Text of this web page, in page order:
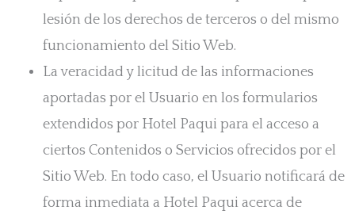
lesión de los derechos de terceros o del mismo
funcionamiento del Sitio Web.
La veracidad y licitud de las informaciones
aportadas por el Usuario en los formularios
extendidos por Hotel Paqui para el acceso a
ciertos Contenidos o Servicios ofrecidos por el
Sitio Web. En todo caso, el Usuario notificará de
forma inmediata a Hotel Paqui acerca de